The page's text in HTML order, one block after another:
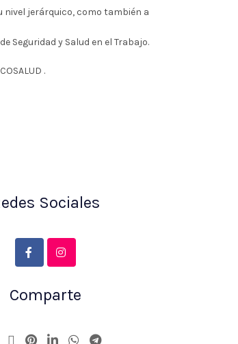
jerárquico, como también a
Seguridad y Salud en el Trabajo.
.
Sociales
Comparte